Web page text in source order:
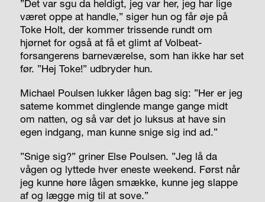
”Det var sgu da heldigt, jeg var her, jeg har lige
været oppe at handle,” siger hun og får øje på
Toke Holt, der kommer trissende rundt om
hjørnet for også at få et glimt af Volbeat-
forsangerens barneværelse, som han ikke har set
før. ”Hej Toke!” udbryder hun.
Michael Poulsen lukker lågen bag sig: ”Her er jeg
sateme kommet dinglende mange gange midt
om natten, og så var det jo luksus at have sin
egen indgang, man kunne snige sig ind ad.”
”Snige sig?” griner Else Poulsen. ”Jeg lå da
vågen og lyttede hver eneste weekend. Først når
jeg kunne høre lågen smække, kunne jeg slappe
af og lægge mig til at sove.”